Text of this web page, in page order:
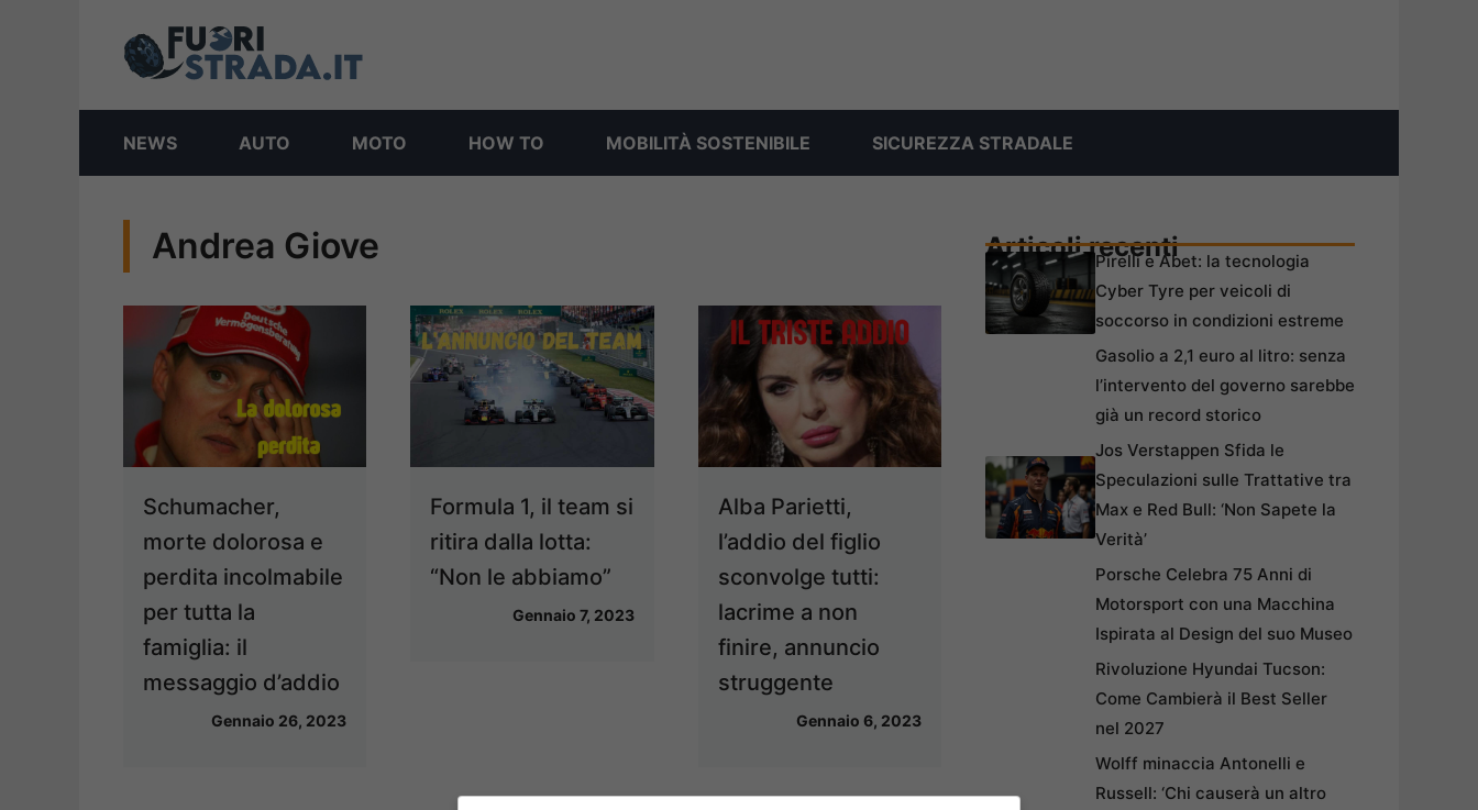
NEWS AUTO MOTO HOW TO MOBILITÀ SOSTENIBILE SICUREZZA STRADALE
Andrea Giove
Schumacher,
morte dolorosa e
perdita incolmabile
per tutta la
famiglia: il
messaggio d’addio
Gennaio 26, 2023
Formula 1, il team si
ritira dalla lotta:
“Non le abbiamo”
Gennaio 7, 2023
Alba Parietti,
l’addio del figlio
sconvolge tutti:
lacrime a non
finire, annuncio
struggente
Gennaio 6, 2023
Articoli recentiPirelli e Abet: la tecnologia
Cyber Tyre per veicoli di
soccorso in condizioni estreme
Gasolio a 2,1 euro al litro: senza
l’intervento del governo sarebbe
già un record storico
Jos Verstappen Sfida le
Speculazioni sulle Trattative tra
Max e Red Bull: ‘Non Sapete la
Verità’
Porsche Celebra 75 Anni di
Motorsport con una Macchina
Ispirata al Design del suo Museo
Rivoluzione Hyundai Tucson:
Come Cambierà il Best Seller
nel 2027
Wolff minaccia Antonelli e
Russell: ‘Chi causerà un altro